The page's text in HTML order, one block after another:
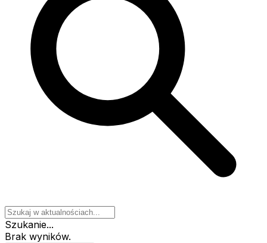
Szukanie...
Brak wyników.